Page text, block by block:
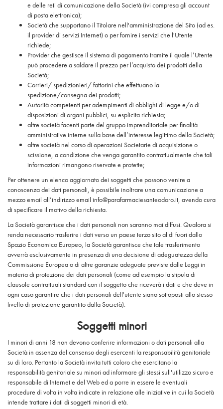
e delle reti di comunicazione della Società (ivi compresa gli account
di posta elettronica);
Società che supportano il Titolare nell'amministrazione del Sito (ad es.
il provider di servizi Internet) o per fornire i servizi che l'Utente
richiede;
Provider che gestisce il sistema di pagamento tramite il quale l’Utente
può procedere a saldare il prezzo per l’acquisto dei prodotti della
Società;
Corrieri/ spedizionieri/ fattorini che effettuano la
spedizione/consegna dei prodotti;
Autorità competenti per adempimenti di obblighi di legge e/o di
disposizioni di organi pubblici, su esplicita richiesta;
altre società facenti parte del gruppo imprenditoriale per finalità
amministrative interne sulla base dell’interesse legittimo della Società;
altre società nel corso di operazioni Societarie di acquisizione o
scissione, a condizione che venga garantito contrattualmente che tali
informazioni rimangono riservate e protette;
Per ottenere un elenco aggiornato dei soggetti che possono venire a
conoscenza dei dati personali, è possibile inoltrare una comunicazione a
mezzo email all’indirizzo email info@parafarmaciesanteodoro.it, avendo cura
di specificare il motivo della richiesta.
La Società garantisce che i dati personali non saranno mai diffusi. Qualora si
renda necessario trasferire i dati verso un paese terzo sito al di fuori dallo
Spazio Economico Europeo, la Società garantisce che tale trasferimento
avverrà esclusivamente in presenza di una decisione di adeguatezza della
Commissione Europea o di altre garanzie adeguate previste dalle Leggi in
materia di protezione dei dati personali (come ad esempio la stipula di
clausole contrattuali standard con il soggetto che riceverà i dati e che deve in
ogni caso garantire che i dati personali dell'utente siano sottoposti allo stesso
livello di protezione garantito dalla Società).
Soggetti minori
I minori di anni 18 non devono conferire informazioni o dati personali alla
Società in assenza del consenso degli esercenti la responsabilità genitoriale
su di loro. Pertanto la Società invita tutti coloro che esercitano la
responsabilità genitoriale su minori ad informare gli stessi sull'utilizzo sicuro e
responsabile di Internet e del Web ed a porre in essere le eventuali
procedure di volta in volta indicate in relazione alle iniziative in cui la Società
intende trattare i dati di soggetti minori di età.